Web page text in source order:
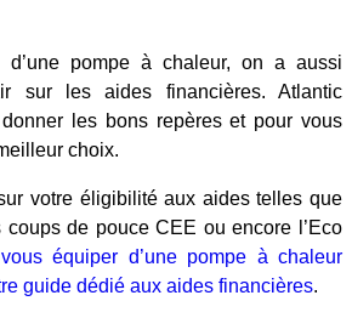
pompe à chaleur, on a aussi
sur les aides financières. Atlantic
les bons repères et pour vous
choix.
votre éligibilité aux aides telles que
coups de pouce CEE ou encore l’Eco
équiper d’une pompe à chaleur
guide dédié aux aides financières.